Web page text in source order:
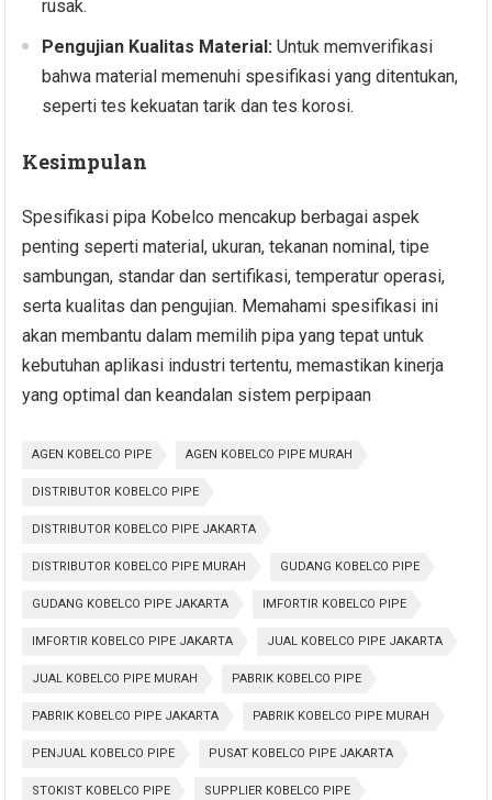
rusak.
Pengujian Kualitas Material: Untuk memverifikasi
bahwa material memenuhi spesifikasi yang ditentukan,
seperti tes kekuatan tarik dan tes korosi.
Kesimpulan
Spesifikasi pipa Kobelco mencakup berbagai aspek
penting seperti material, ukuran, tekanan nominal, tipe
sambungan, standar dan sertifikasi, temperatur operasi,
serta kualitas dan pengujian. Memahami spesifikasi ini
akan membantu dalam memilih pipa yang tepat untuk
kebutuhan aplikasi industri tertentu, memastikan kinerja
yang optimal dan keandalan sistem perpipaan
AGEN KOBELCO PIPE AGEN KOBELCO PIPE MURAH
DISTRIBUTOR KOBELCO PIPE
DISTRIBUTOR KOBELCO PIPE JAKARTA
DISTRIBUTOR KOBELCO PIPE MURAH GUDANG KOBELCO PIPE
GUDANG KOBELCO PIPE JAKARTA IMFORTIR KOBELCO PIPE
IMFORTIR KOBELCO PIPE JAKARTA JUAL KOBELCO PIPE JAKARTA
JUAL KOBELCO PIPE MURAH PABRIK KOBELCO PIPE
PABRIK KOBELCO PIPE JAKARTA PABRIK KOBELCO PIPE MURAH
PENJUAL KOBELCO PIPE PUSAT KOBELCO PIPE JAKARTA
STOKIST KOBELCO PIPE SUPPLIER KOBELCO PIPE